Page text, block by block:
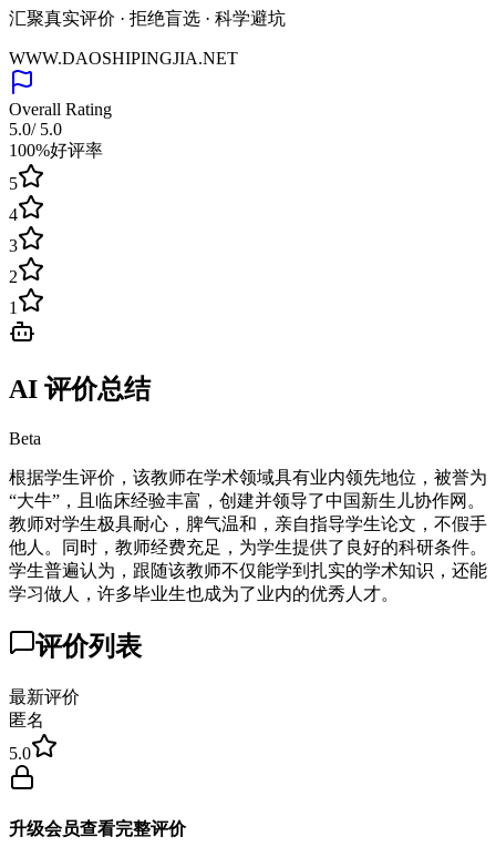
汇聚真实评价 · 拒绝盲选 · 科学避坑
WWW.DAOSHIPINGJIA.NET
Overall Rating
5.0/ 5.0
100%好评率
5
4
3
2
1
AI 评价总结
Beta
根据学生评价，该教师在学术领域具有业内领先地位，被誉为
“大牛”，且临床经验丰富，创建并领导了中国新生儿协作网。
教师对学生极具耐心，脾气温和，亲自指导学生论文，不假手
他人。同时，教师经费充足，为学生提供了良好的科研条件。
学生普遍认为，跟随该教师不仅能学到扎实的学术知识，还能
学习做人，许多毕业生也成为了业内的优秀人才。
评价列表
最新评价
匿名
5.0
升级会员查看完整评价